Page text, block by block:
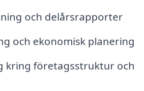
och delårsrapporter
och ekonomisk planering
kring företagsstruktur och